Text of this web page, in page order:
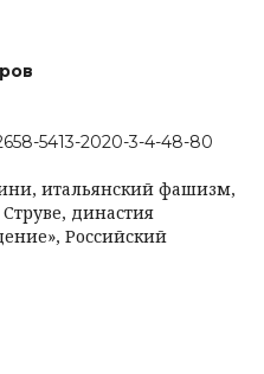
5413-2020-3-4-48-80
итальянский фашизм,
династия
Российский